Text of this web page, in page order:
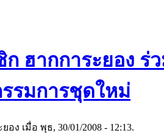
ฮากการะยอง ร่
รรมการชุดใหม่
อง เมื่อ พุธ, 30/01/2008 - 12:13.